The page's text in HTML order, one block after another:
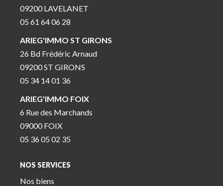
09200 LAVELANET
05 61 64 06 28
ARIEG'IMMO ST GIRONS
26 Bd Frédéric Arnaud
09200 ST GIRONS
05 34 14 01 36
ARIEG'IMMO FOIX
6 Rue des Marchands
09000 FOIX
05 36 05 02 35
NOS SERVICES
Nos biens